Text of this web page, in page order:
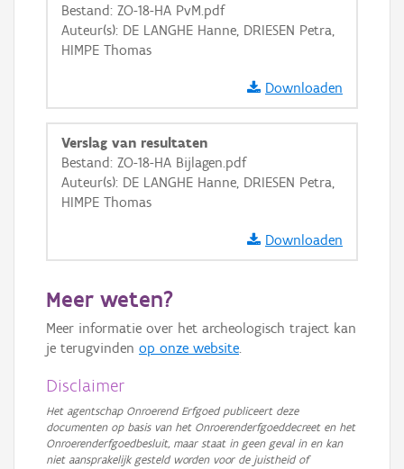
Basis Lagen
OSM-Basiskaart
GRB-Basiskaart
GRB-Basiskaart in grijswaarden
Bestand: ZO-18-HA PvM.pdf
Auteur(s): DE LANGHE Hanne, DRIESEN Petra,
HIMPE Thomas
Downloaden
Verslag van resultaten
Bestand: ZO-18-HA Bijlagen.pdf
Auteur(s): DE LANGHE Hanne, DRIESEN Petra,
HIMPE Thomas
Downloaden
Meer weten?
Meer informatie over het archeologisch traject kan
je terugvinden op onze website.
Disclaimer
Het agentschap Onroerend Erfgoed publiceert deze
documenten op basis van het Onroerenderfgoeddecreet en het
Onroerenderfgoedbesluit, maar staat in geen geval in en kan
niet aansprakelijk gesteld worden voor de juistheid of